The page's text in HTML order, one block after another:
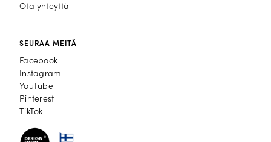
Ota yhteyttä
SEURAA MEITÄ
Facebook
Facebook
Instagram
Instagram
YouTube
YouTube
Pinterest
Pinterest
TikTok
TikTok